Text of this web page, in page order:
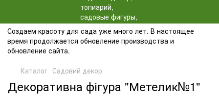
Создаем красоту для сада уже много лет. В настоящее
время продолжается обновление производства и
обновление сайта.
Каталог Садовий декор
Декоративна фігура "Метелик№1"